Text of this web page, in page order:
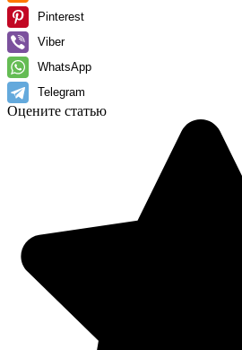
Pinterest
Viber
WhatsApp
Telegram
Оцените статью